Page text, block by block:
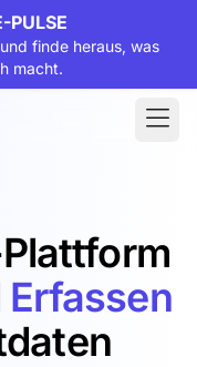
PULSE
finde heraus, was
macht.
Erfassen